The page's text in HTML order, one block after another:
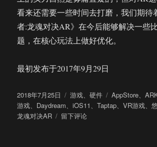
看来还需要一些时间去打磨，我们期待
者:龙魂对决AR》在今后能够解决一些
题，在核心玩法上做好优化。
最初发布于2017年9月29日
发
布
于
2018年7月25日
分
类
游戏、硬件
标
签
AppStore、
游戏、 Daydream、iOS11、Taptap、VR游戏、
龙魂对决AR
于
留下评论